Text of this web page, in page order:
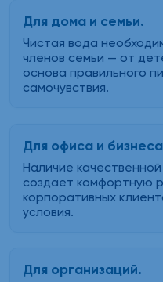
Для дома и семьи.
Чистая вода
членов семьи — от
основа правильного
самочувствия.
Для офиса и
Наличие
создает комфортную
корпоративных
условия.
Для организаций.